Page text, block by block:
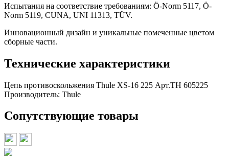
Испытания на соответствие требованиям: Ö-Norm 5117, Ö-
Norm 5119, CUNA, UNI 11313, TÜV.
Инновационный дизайн и уникальные помеченные цветом
сборные части.
Технические характеристики
Цепь противоскольжения Thule XS-16 225 Арт.TH 605225
Производитель: Thule
Сопутствующие товары